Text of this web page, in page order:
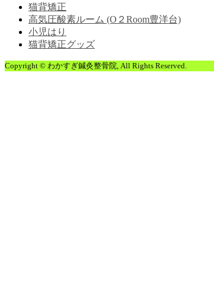
猫背矯正
高気圧酸素ルーム (O２Room豊洋台)
小児はり
猫背矯正グッズ
Copyright © わかすぎ鍼灸整骨院 , All Rights Reserved.